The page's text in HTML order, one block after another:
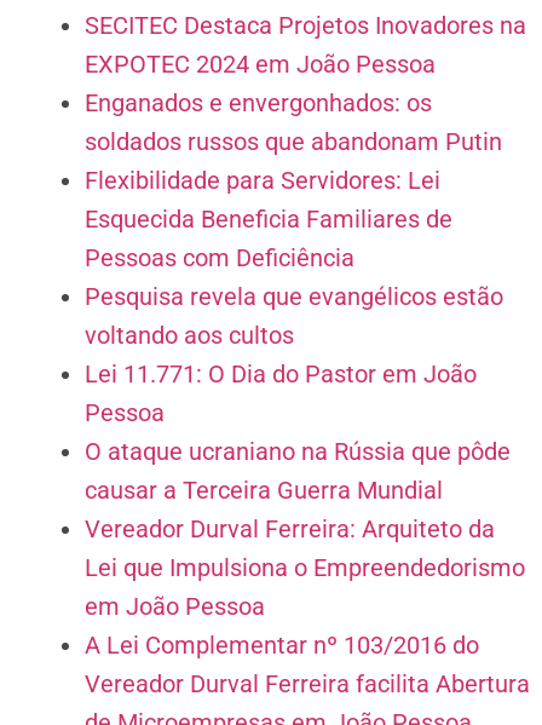
SECITEC Destaca Projetos Inovadores na
EXPOTEC 2024 em João Pessoa
Enganados e envergonhados: os
soldados russos que abandonam Putin
Flexibilidade para Servidores: Lei
Esquecida Beneficia Familiares de
Pessoas com Deficiência
Pesquisa revela que evangélicos estão
voltando aos cultos
Lei 11.771: O Dia do Pastor em João
Pessoa
O ataque ucraniano na Rússia que pôde
causar a Terceira Guerra Mundial
Vereador Durval Ferreira: Arquiteto da
Lei que Impulsiona o Empreendedorismo
em João Pessoa
A Lei Complementar nº 103/2016 do
Vereador Durval Ferreira facilita Abertura